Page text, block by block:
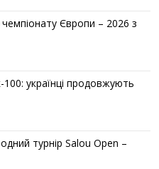
Європи – 2026 з
українці продовжують
турнір Salou Open –